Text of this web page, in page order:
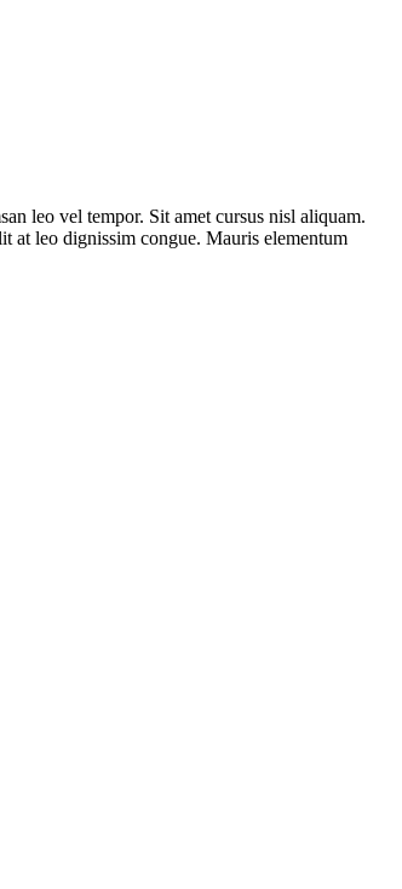
leo vel tempor. Sit amet cursus nisl aliquam.
at leo dignissim congue. Mauris elementum